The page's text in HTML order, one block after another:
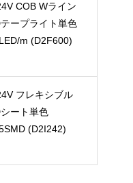
COB Wライン
ープライト単色
m (D2F600)
フレキシブル
ート単色
(D2I242)